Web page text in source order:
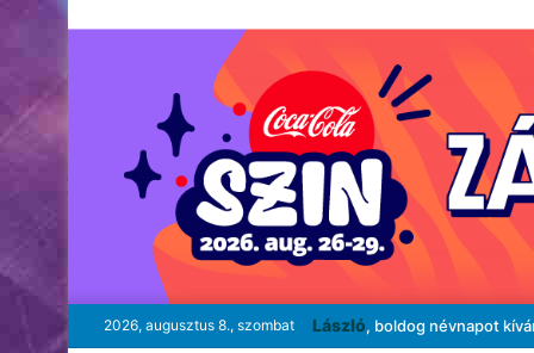
2026, augusztus 8., szombat László, boldog névnapot